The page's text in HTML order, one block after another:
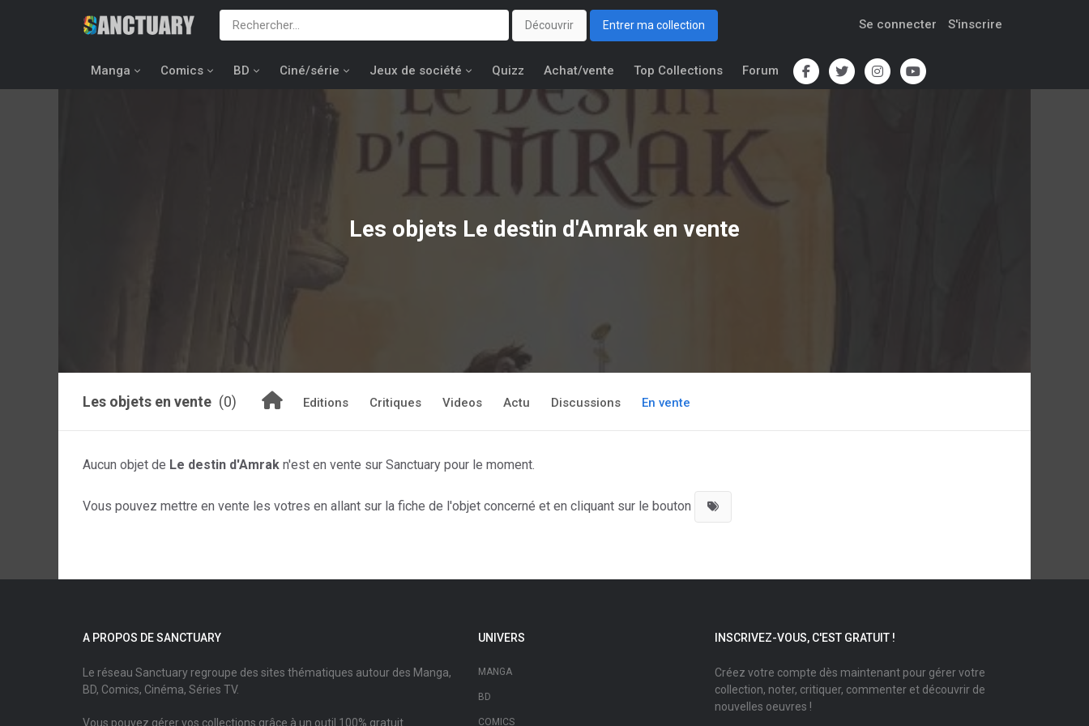
Découvrir Entrer ma collection Se connecter S'inscrire
Manga Comics BD Ciné/série Jeux de société Quizz Achat/vente Top Collections Forum
Les objets Le destin d'Amrak en vente
Les objets en vente (0) Editions Critiques Videos Actu Discussions En vente
Aucun objet de Le destin d'Amrak n'est en vente sur Sanctuary pour le moment.
Vous pouvez mettre en vente les votres en allant sur la fiche de l'objet concerné et en cliquant sur le bouton
A PROPOS DE SANCTUARY
Le réseau Sanctuary regroupe des sites thématiques autour des Manga,
BD, Comics, Cinéma, Séries TV.
Vous pouvez gérer vos collections grâce à un outil 100% gratuit.
UNIVERS
MANGA
BD
COMICS
INSCRIVEZ-VOUS, C'EST GRATUIT !
Créez votre compte dès maintenant pour gérer votre
collection, noter, critiquer, commenter et découvrir de
nouvelles oeuvres !